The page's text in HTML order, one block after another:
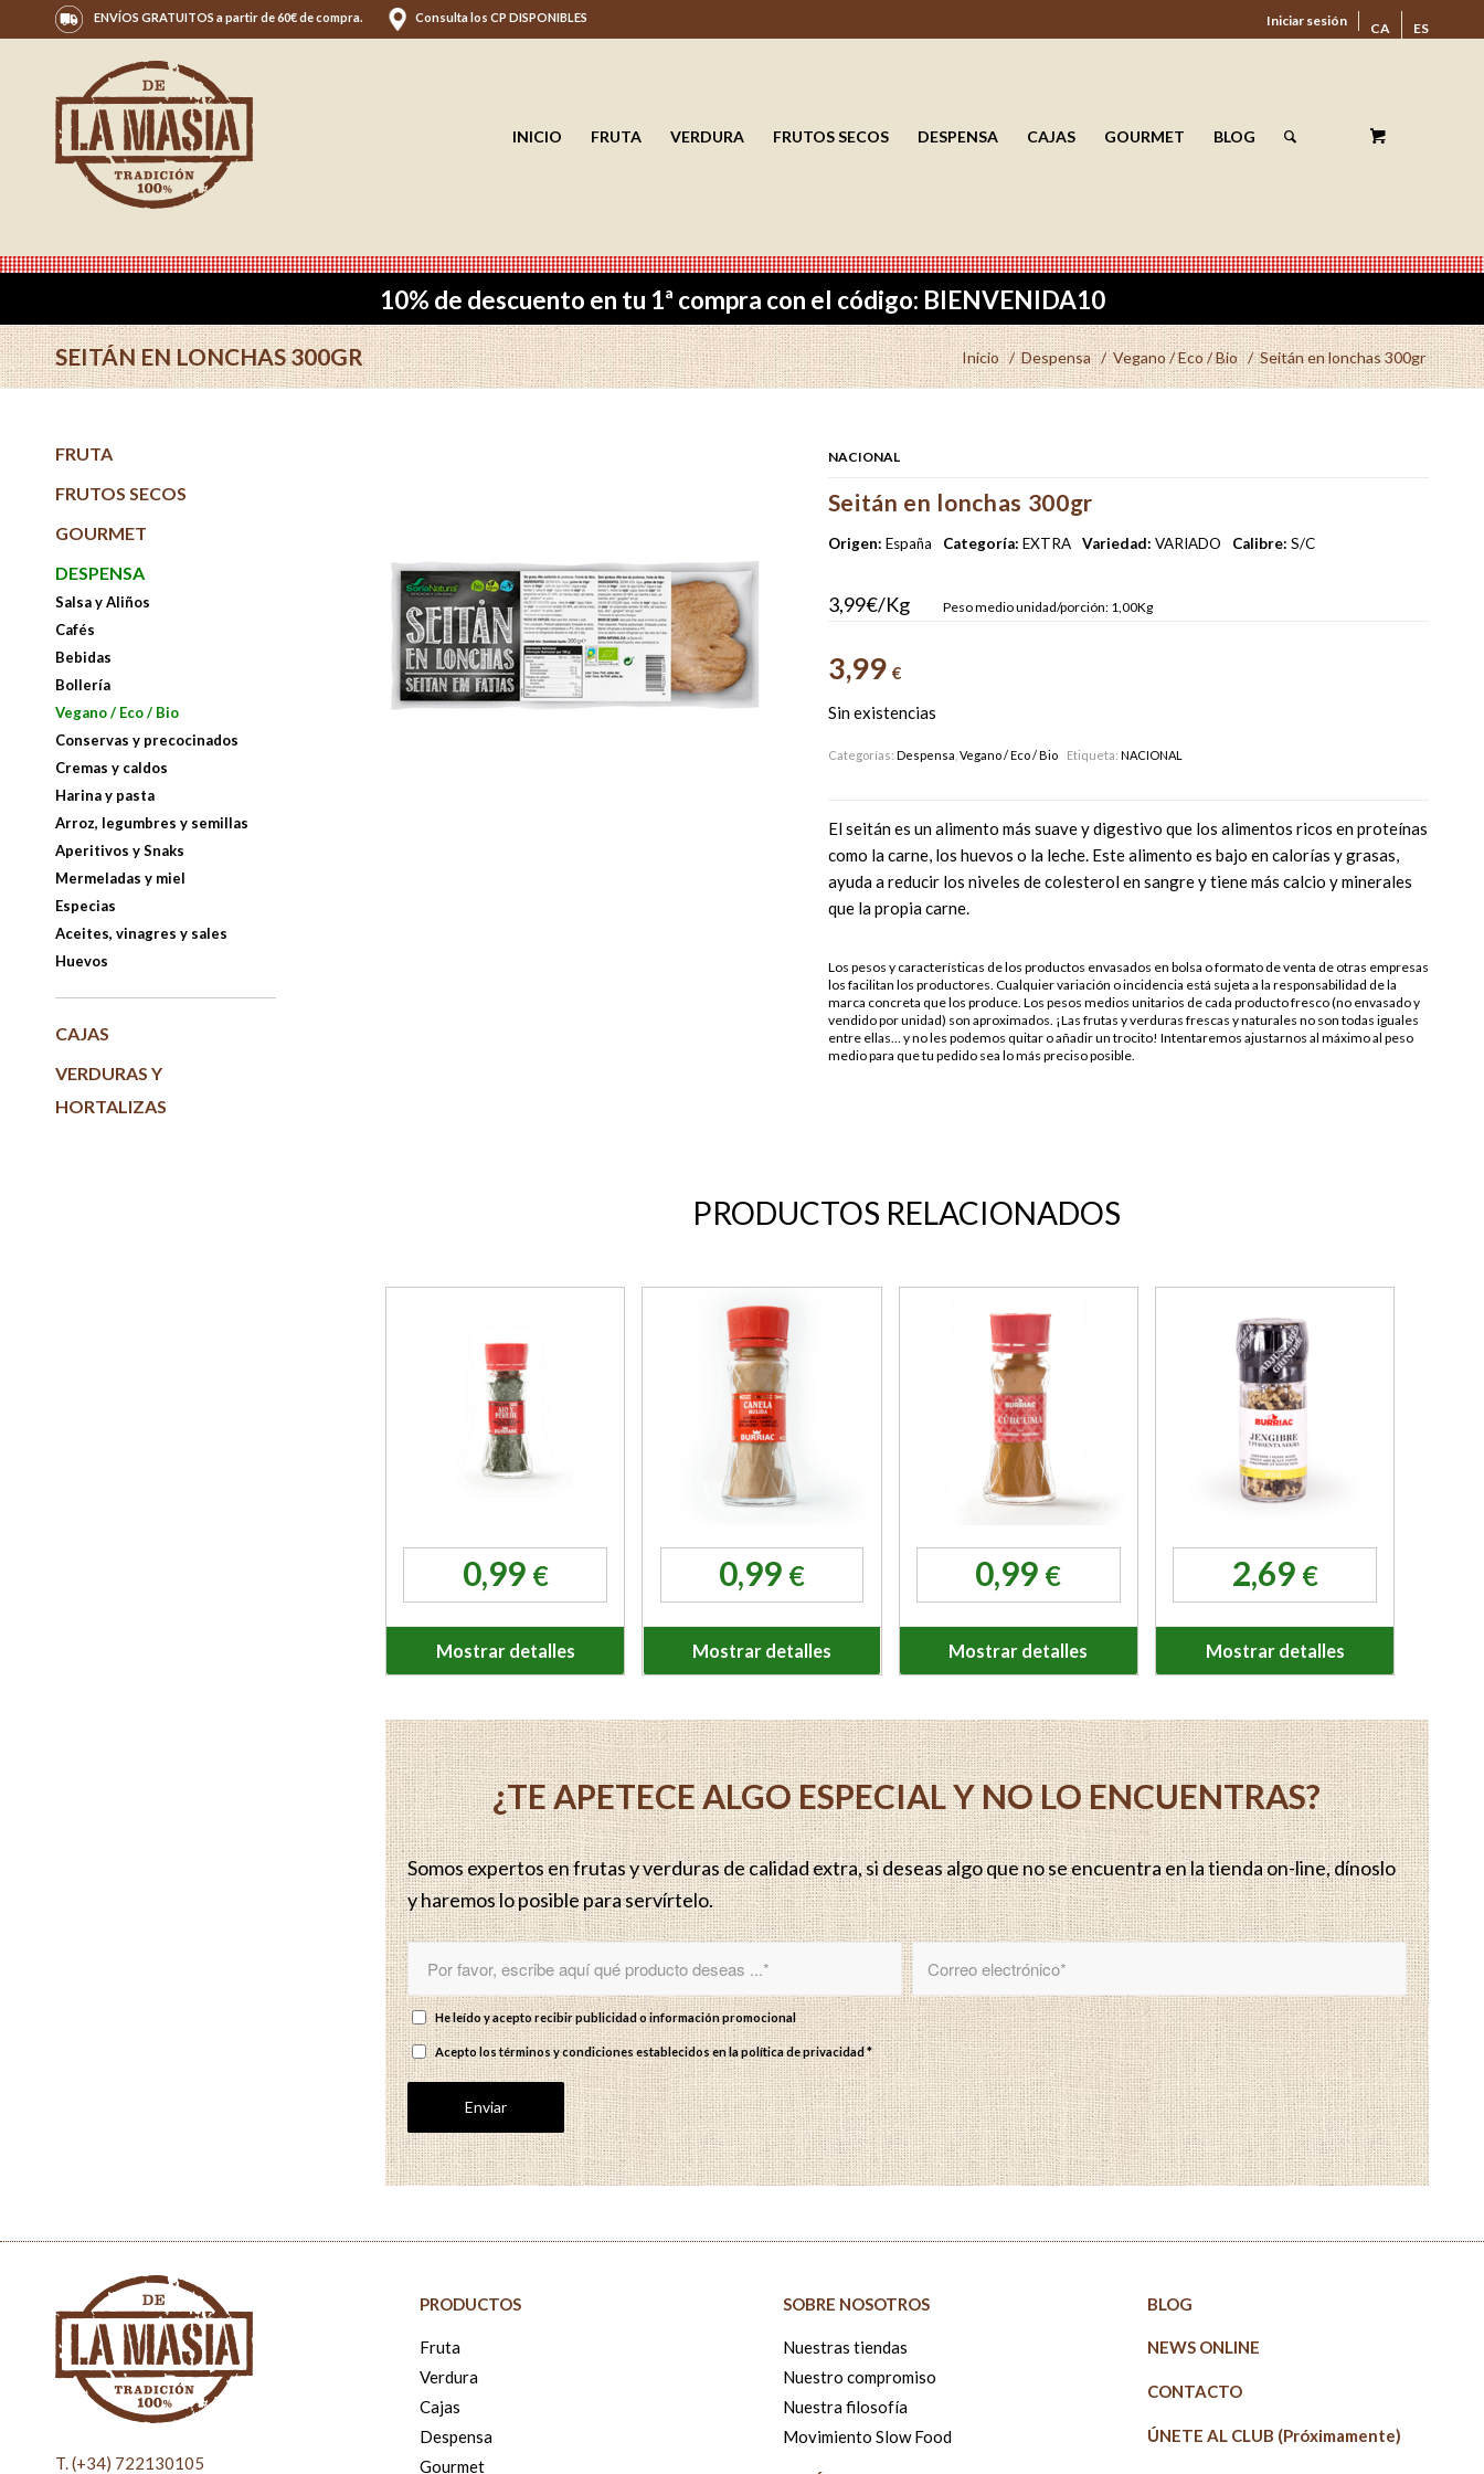
Iniciar sesión CA ES
ENVÍOS GRATUITOS a partir de 60€ de compra. Consulta los CP DISPONIBLES
INICIO FRUTA VERDURA FRUTOS SECOS DESPENSA CAJAS GOURMET BLOG
10% de descuento en tu 1ª compra con el código: BIENVENIDA10
SEITÁN EN LONCHAS 300GR Inicio / Despensa / Vegano / Eco / Bio / Seitán en lonchas 300gr
NACIONAL
Seitán en lonchas 300gr
Origen: España Categoría: EXTRA Variedad: VARIADO Calibre: S/C
3,99€/Kg Peso medio unidad/porción: 1,00Kg
3,99 €
Sin existencias
Categorías: Despensa Vegano / Eco / Bio Etiqueta: NACIONAL
El seitán es un alimento más suave y digestivo que los alimentos ricos en proteínas
como la carne, los huevos o la leche. Este alimento es bajo en calorías y grasas,
ayuda a reducir los niveles de colesterol en sangre y tiene más calcio y minerales
que la propia carne.
Los pesos y características de los productos envasados en bolsa o formato de venta de otras empresas
los facilitan los productores. Cualquier variación o incidencia está sujeta a la responsabilidad de la
marca concreta que los produce. Los pesos medios unitarios de cada producto fresco (no envasado y
vendido por unidad) son aproximados. ¡Las frutas y verduras frescas y naturales no son todas iguales
entre ellas… y no les podemos quitar o añadir un trocito! Intentaremos ajustarnos al máximo al peso
medio para que tu pedido sea lo más preciso posible.
PRODUCTOS RELACIONADOS
0,99 €
Mostrar detalles
0,99 €
Mostrar detalles
0,99 €
Mostrar detalles
2,69 €
Mostrar detalles
¿TE APETECE ALGO ESPECIAL Y NO LO ENCUENTRAS?
Somos expertos en frutas y verduras de calidad extra, si deseas algo que no se encuentra en la tienda on-line, dínoslo
y haremos lo posible para servírtelo.
He leído y acepto recibir publicidad o información promocional
Acepto los términos y condiciones establecidos enla política de privacidad*
FRUTA
FRUTOS SECOS
GOURMET
DESPENSA
Salsa y Aliños
Cafés
Bebidas
Bollería
Vegano / Eco / Bio
Conservas y precocinados
Cremas y caldos
Harina y pasta
Arroz, legumbres y semillas
Aperitivos y Snaks
Mermeladas y miel
Especias
Aceites, vinagres y sales
Huevos
CAJAS
VERDURAS Y
HORTALIZAS
T. (+34) 722130105
PRODUCTOS
Fruta
Verdura
Cajas
Despensa
Gourmet
SOBRE NOSOTROS
Nuestras tiendas
Nuestro compromiso
Nuestra filosofía
Movimiento Slow Food
BLOG
NEWS ONLINE
CONTACTO
ÚNETE AL CLUB (Próximamente)